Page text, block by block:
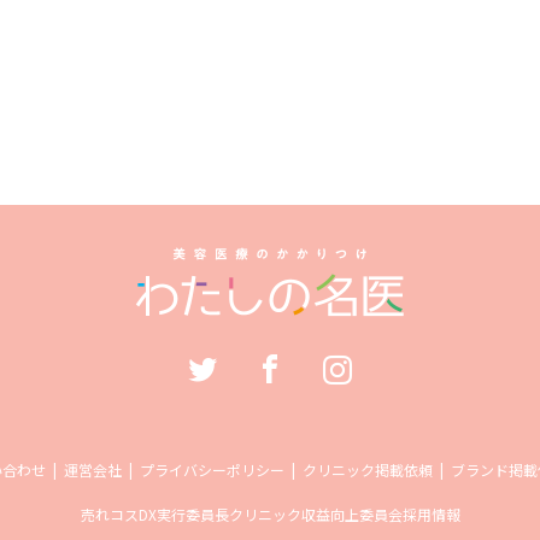
わせ 運営会社 プライバシーポリシー クリニック掲載依頼 ブランド掲
売れコスDX実行委員長クリニック収益向上委員会採用情報